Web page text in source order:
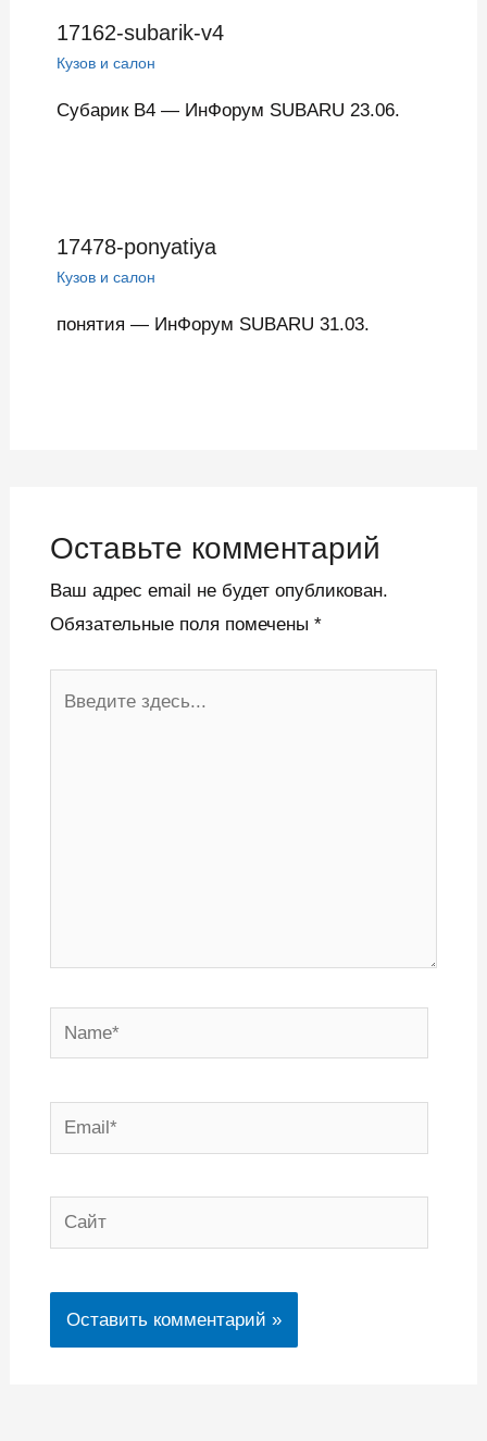
17162-subarik-v4
Кузов и салон
Субарик В4 — ИнФорум SUBARU 23.06.
17478-ponyatiya
Кузов и салон
понятия — ИнФорум SUBARU 31.03.
Оставьте комментарий
Ваш адрес email не будет опубликован.
Обязательные поля помечены *
Name*
Email*
Сайт